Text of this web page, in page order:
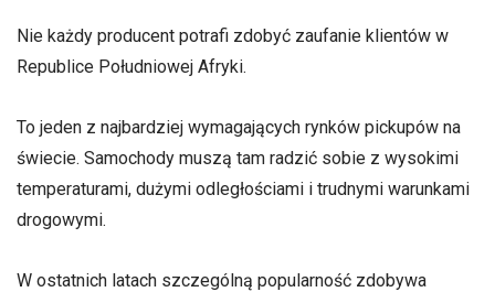
Nie każdy producent potrafi zdobyć zaufanie klientów w
Republice Południowej Afryki.
To jeden z najbardziej wymagających rynków pickupów na
świecie. Samochody muszą tam radzić sobie z wysokimi
temperaturami, dużymi odległościami i trudnymi warunkami
drogowymi.
W ostatnich latach szczególną popularność zdobywa